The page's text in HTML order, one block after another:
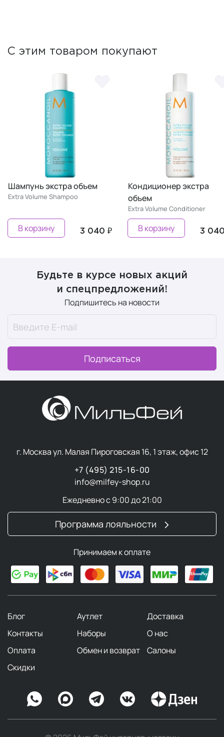
С этим товаром покупают
Шампунь экстра объем
Extra Volume Shampoo
3 040 ₽
В корзину
Кондиционер экстра
объем
Extra Volume Conditioner
3
В корзину
Будьте в курсе новых акций
и спецпредложений!
Подпишитесь на новости
Подписаться
г. Москва ул. Малая Пироговская 16, 1 этаж, офис 12
+7 (495) 215-16-00
info@milfey-shop.ru
Ежедневно с 9:00 до 21:00
Программа лояльности
Принимаем к оплате
Блог Аутлет
Доставка
Контакты
Наборы
О нас
Оплата
Обмен и возврат
Салоны
Скидки